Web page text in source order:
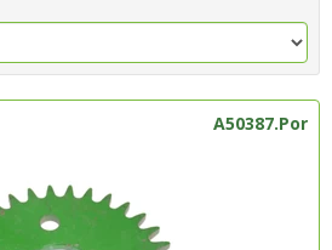
A50387.Por